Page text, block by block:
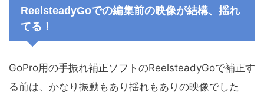
ReelsteadyGoでの編集前の映像が結構、揺れ
てる！
GoPro用の手振れ補正ソフトのReelsteadyGoで補正す
る前は、かなり振動もあり揺れもありの映像でした